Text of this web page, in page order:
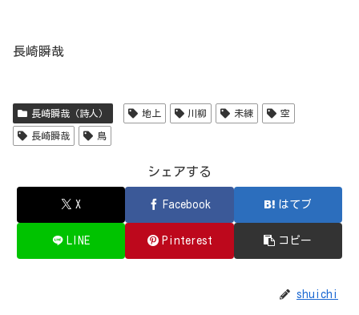
長崎瞬哉
長崎瞬哉（詩人） 地上 川柳 未練 空
長崎瞬哉 鳥
シェアする
X Facebook はてブ
LINE Pinterest コピー
shuichi